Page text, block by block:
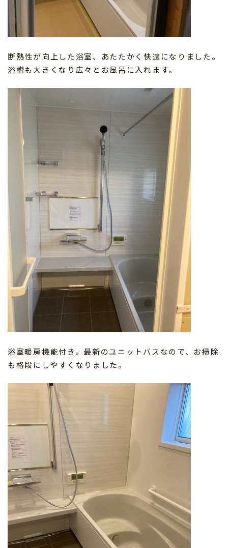
断熱性が向上した浴室、あたたかく快適になりました。
浴槽も大きくなり広々とお風呂に入れます。
浴室暖房機能付き。最新のユニットバスなので、お掃除
も格段にしやすくなりました。